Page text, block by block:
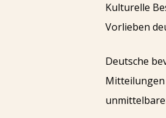
Kulturelle
Vorlieben
Deutsche